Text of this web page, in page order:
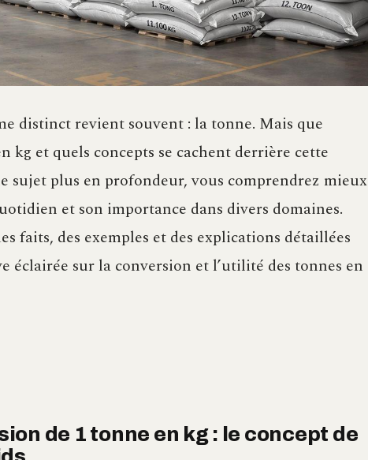
distinct revient souvent : la tonne. Mais que
kg et quels concepts se cachent derrière cette
sujet plus en profondeur, vous comprendrez mieux
et son importance dans divers domaines.
faits, des exemples et des explications détaillées
éclairée sur la conversion et l’utilité des tonnes en
de 1 tonne en kg : le concept de